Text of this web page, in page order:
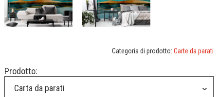
Categoria di prodotto: Carte da parati
Prodotto:
Carta da parati